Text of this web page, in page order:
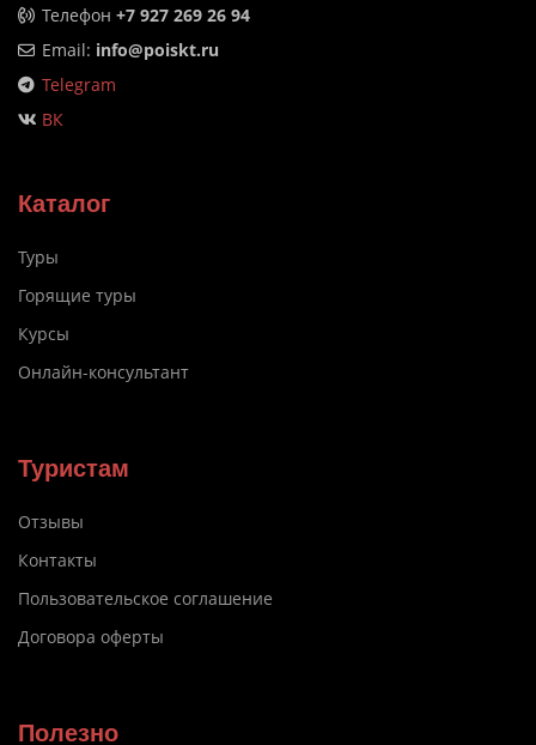
Телефон +7 927 269 26 94
Email: info@poiskt.ru
Telegram
ВК
Каталог
Туры
Горящие туры
Курсы
Онлайн-консультант
Туристам
Отзывы
Контакты
Пользовательское соглашение
Договора оферты
Полезно